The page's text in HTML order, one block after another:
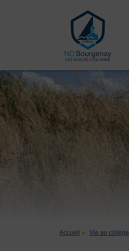
Accueil Vie au collège